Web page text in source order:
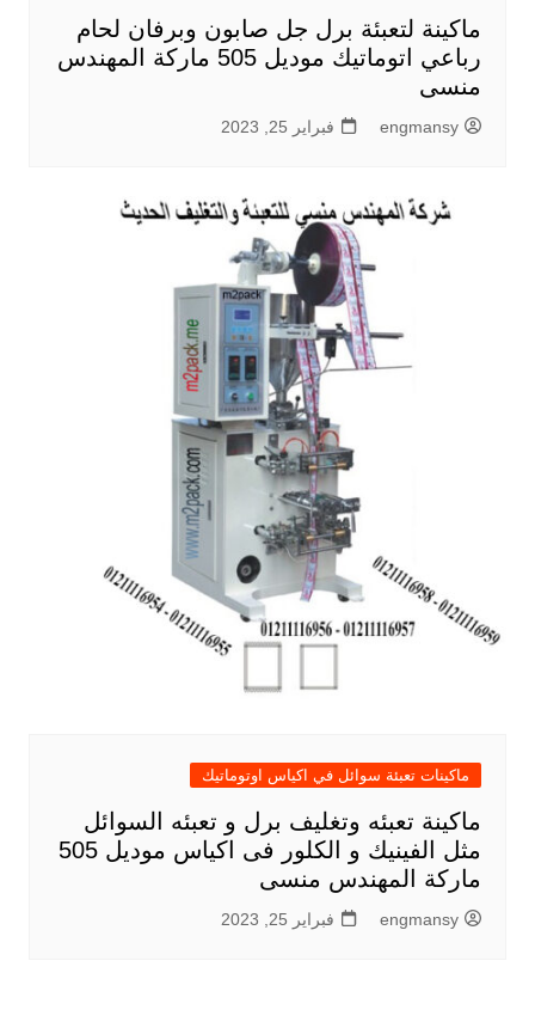
ماكينة لتعبئة برل جل صابون وبرفان لحام
رباعي اتوماتيك موديل 505 ماركة المهندس
منسى
engmansy فبراير 25, 2023
ماكينات تعبئة سوائل في اكياس اوتوماتيك
ماكينة تعبئه وتغليف برل و تعبئه السوائل
مثل الفينيك و الكلور فى اكياس موديل 505
ماركة المهندس منسى
engmansy فبراير 25, 2023